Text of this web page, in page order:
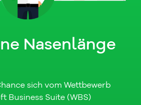
Nasenlänge
sich vom Wettbewerb
Business Suite (WBS)